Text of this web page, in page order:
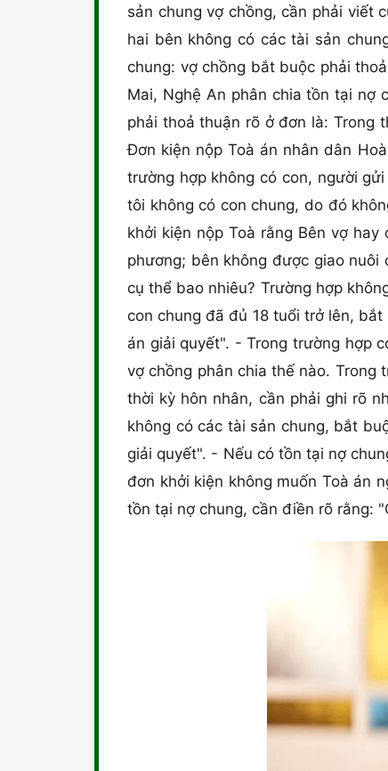
sản chung vợ chồng, cần phải viết
hai bên không có các tài sản
chung: vợ chồng bắt buộc phải
Mai, Nghệ An phân chia tồn tại nợ
phải thoả thuận rõ ở đơn là: Trong
Đơn kiện nộp Toà án nhân dân
trường hợp không có con, người
tôi không có con chung, do đó
khởi kiện nộp Toà rằng Bên vợ
phương; bên không được giao
cụ thể bao nhiêu? Trường hợp
con chung đã đủ 18 tuổi trở lên,
án giải quyết". - Trong trường hợp
vợ chồng phân chia thế nào. Trong
thời kỳ hôn nhân, cần phải ghi rõ
không có các tài sản chung, bắt
giải quyết". - Nếu có tồn tại nợ
đơn khởi kiện không muốn Toà án
tồn tại nợ chung, cần điền rõ rằng: